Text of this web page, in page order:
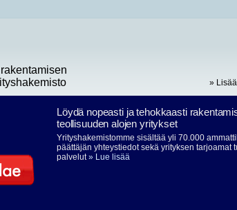
»
Löydä nopeasti ja tehokkaasti
teollisuuden alojen yritykset
Yrityshakemistomme sisältää yli 70.000
päättäjän yhteystiedot sekä yrityksen tarjoamat
palvelut» Lue lisää